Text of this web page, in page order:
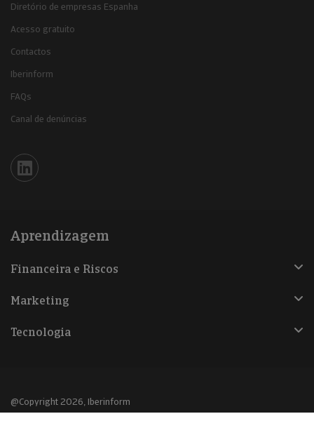
Diretório de empresas Espanha
Acesso gratuito
Contactos
Iberinform
FAQs
Canal de denúncias
Iberinform en Linkedin
Aprendizagem
Financeira e Riscos
Marketing
Tecnologia
@Copyright 2026, Iberinform